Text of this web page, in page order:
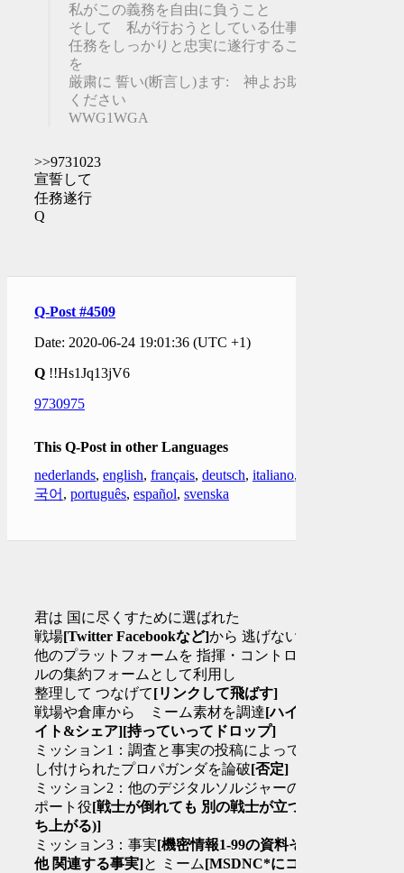
私がこの義務を自由に負うこと
そして 私が行おうとしている仕事の
任務をしっかりと忠実に遂行すること
を
厳粛に 誓い(断言し)ます: 神よお助け
ください
WWG1WGA
>>9731023
宣誓して
任務遂行
Q
Q-Post #4509
Date: 2020-06-24 19:01:36 (UTC +1)
Q !!Hs1Jq13jV6
9730975
This Q-Post in other Languages
nederlands, english, français, deutsch, italiano,
국어 , português, español, svenska
君は 国に尽くすために選ばれた
戦場[Twitter Facebookなど]から 逃げないで
他のプラットフォームを 指揮・コントロー
ルの集約フォームとして利用し
整理して つなげて[リンクして飛ばす]
戦場や倉庫から ミーム素材を調達[ハイラ
イト&シェア][持っていってドロップ]
ミッション1：調査と事実の投稿によって 押
し付けられたプロパガンダを論破[否定]
ミッション2：他のデジタルソルジャーのサ
ポート役[戦士が倒れても 別の戦士が立つ(立
ち上がる)]
ミッション3：事実[機密情報1-99の資料その
他 関連する事実]と ミーム[MSDNC*にコン